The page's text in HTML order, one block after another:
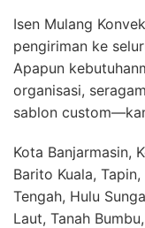
Isen Mulang
pengiriman ke
Apapun
organisasi,
sablon
Kota Banjarmasin,
Barito Kuala,
Tengah, Hulu
Laut, Tanah